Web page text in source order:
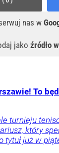
nas w
jako źródło
To
turnieju
który
tytuł już w